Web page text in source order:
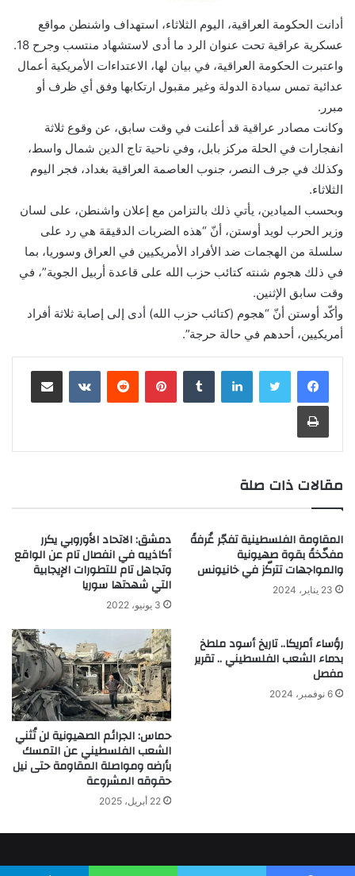
أدانت الحكومة العراقية، اليوم الثلاثاء، استهداف واشنطن مواقع
عسكرية عراقية تحت عنوان الرد ما أدى لاستشهاد منتسب وجرح 18.
واعتبرت الحكومة العراقية، في بيان لها، الاعتداءات الأمريكية أعمال
عدائية تمس سيادة الدولة وغير مقبول ارتكابها وفق أي ظرف أو
مبرر.
وكانت مصادر عراقية قد أعلنت في وقت سابق، عن وقوع ثلاثة
انفجارات في الحلة مركز بابل، وفي ناحية تاج الدين شمال واسط،
وكذلك في جرف النصر، جنوب العاصمة العراقية بغداد، فجر اليوم
الثلاثاء.
وبحسب الميادين، يأتي ذلك بالتزامن مع إعلان واشنطن، على لسان
وزير الحرب لويد أوستن، أنّ “هذه الضربات الدقيقة هي رد على
سلسلة من الهجمات ضد الأفراد الأمريكيين في العراق وسوريا، بما
في ذلك هجوم شنته كتائب حزب الله على قاعدة أربيل الجوية”، في
وقت سابق الإثنين.
وأكّد أوستن أنّ “هجوم (كتائب حزب الله) أدى إلى إصابة ثلاثة أفراد
أمريكيين، أحدهم في حالة حرجة”.
لينكدإن بينتيريست
مقالات ذات صلة
المقاومة الفلسطينية تفجّر غُرفةً
مفخّخةً بقوة صهيونية
والمواجهات تتركّز في خانيونس
23 يناير، 2024
دمشق: الاتحاد الأوروبي يكرر
أكاذيبه في انفصال تام عن الواقع
وتجاهل تام للتطورات الإيجابية
التي شهدتها سوريا
3 يونيو، 2022
رؤساء أمريكا.. تاريخ أسود ملطخ
بدماء الشعب الفلسطيني .. تقرير
مفصل
6 نوفمبر، 2024
حماس: الجرائم الصهيونية لن تُثني
الشعب الفلسطيني عن التمسك
بأرضه ومواصلة المقاومة حتى نيل
حقوقه المشروعة
22 أبريل، 2025